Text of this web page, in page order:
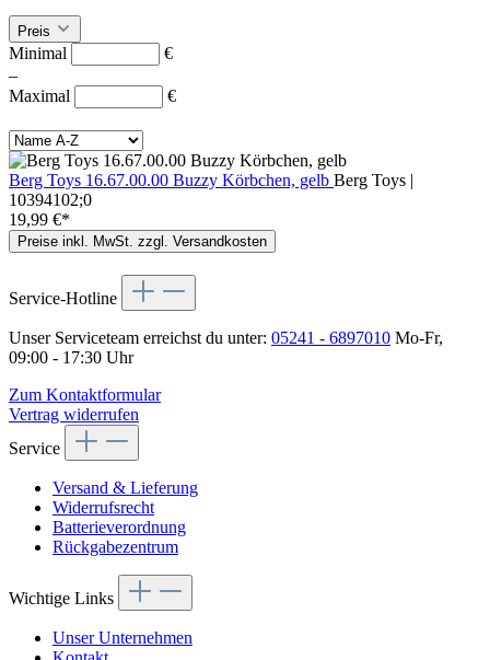
Preis
Minimal
€
–
Maximal
€
Berg Toys 16.67.00.00 Buzzy Körbchen, gelb Berg Toys |
10394102;0
19,99 €*
Preise inkl. MwSt. zzgl. Versandkosten
Service-Hotline
Unser Serviceteam erreichst du unter: 05241 - 6897010 Mo-Fr,
09:00 - 17:30 Uhr
Zum Kontaktformular
Vertrag widerrufen
Service
Versand & Lieferung
Widerrufsrecht
Batterieverordnung
Rückgabezentrum
Wichtige Links
Unser Unternehmen